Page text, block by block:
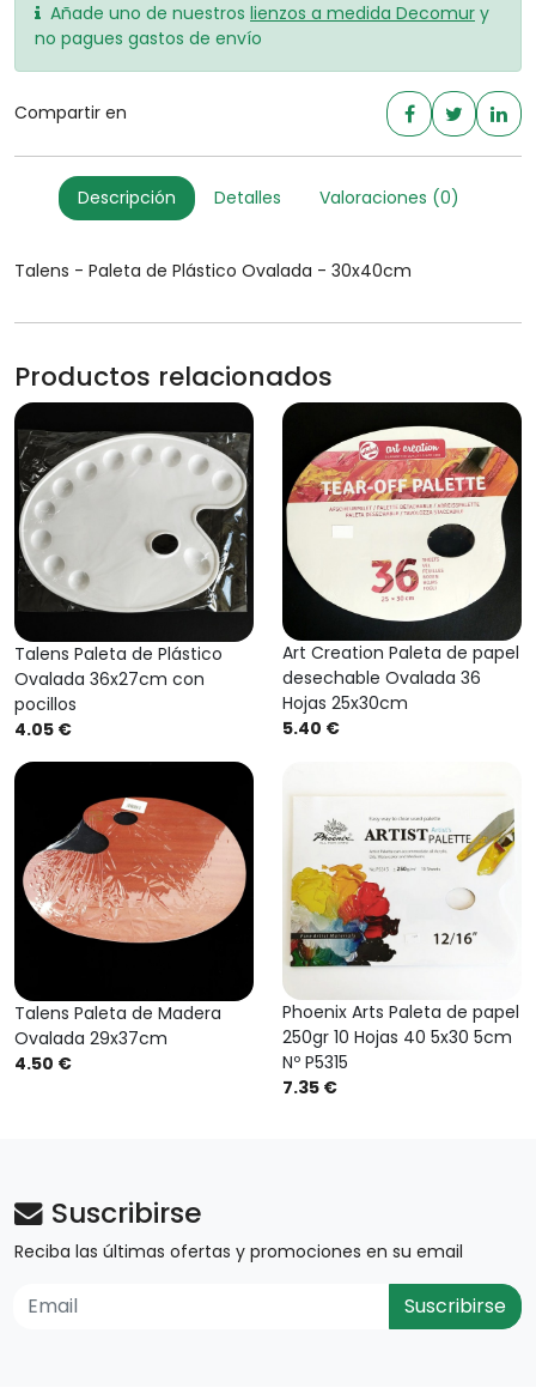
Añade uno de nuestros lienzos a medida Decomur y
no pagues gastos de envío
Compartir en
Descripción Detalles Valoraciones (0)
Talens - Paleta de Plástico Ovalada - 30x40cm
Productos relacionados
Talens Paleta de Plástico
Ovalada 36x27cm con
pocillos
4.05 €
Art Creation Paleta de papel
desechable Ovalada 36
Hojas 25x30cm
5.40 €
Talens Paleta de Madera
Ovalada 29x37cm
4.50 €
Phoenix Arts Paleta de papel
250gr 10 Hojas 40 5x30 5cm
Nº P5315
7.35 €
Suscribirse
Reciba las últimas ofertas y promociones en su email
Suscribirse